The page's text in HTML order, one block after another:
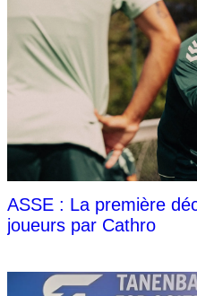
ASSE : La première
joueurs par Cathro